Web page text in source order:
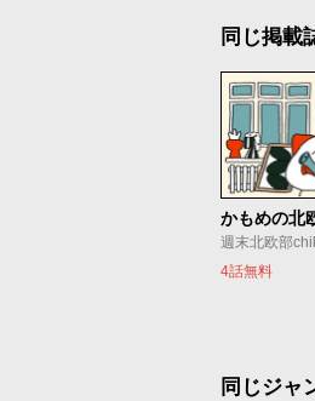
同じ掲載
かもめの北
週末北欧部
4話無料
同じジャ